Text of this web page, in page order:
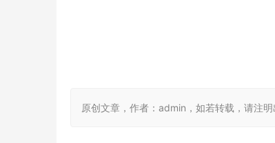
原创文章，作者：admin，如若转载，请